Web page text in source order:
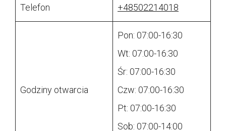
Telefon +48502214018
Godziny otwarcia
Pon: 07:00-16:30
Wt: 07:00-16:30
Śr: 07:00-16:30
Czw: 07:00-16:30
Pt: 07:00-16:30
Sob: 07:00-14:00